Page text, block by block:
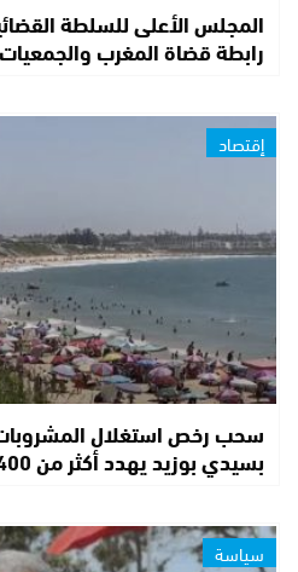
المجلس الأعلى للسلطة
رابطة قضاة المغرب
إقتصاد
سحب رخص استغلال
بسيدي بوزيد يهدد أكثر من 400 منصب شغل
سياسة